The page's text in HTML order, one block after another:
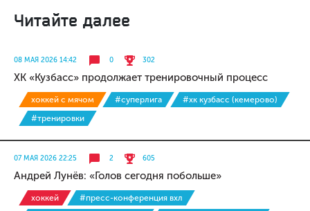
Читайте далее
08 МАЯ 2026 14:42 0 302
ХК «Кузбасс» продолжает тренировочный процесс
хоккей с мячом #суперлига
#хк кузбасс (кемерово)
#тренировки
07 МАЯ 2026 22:25 2 605
Андрей Лунёв: «Голов сегодня побольше»
хоккей
#пресс-конференция вхл